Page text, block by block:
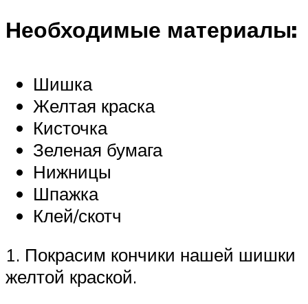
Необходимые материалы:
Шишка
Желтая краска
Кисточка
Зеленая бумага
Нижницы
Шпажка
Клей/скотч
1. Покрасим кончики нашей шишки
желтой краской.